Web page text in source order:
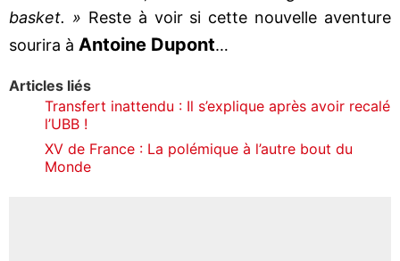
basket. » Reste à voir si cette nouvelle aventure
sourira à Antoine Dupont…
Articles liés
Transfert inattendu : Il s’explique après avoir recalé
l’UBB !
XV de France : La polémique à l’autre bout du
Monde